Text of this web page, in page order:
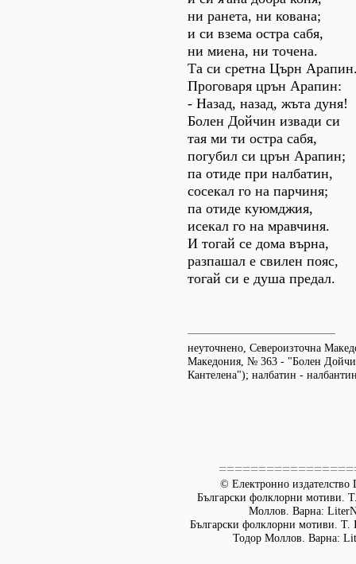
ни ранета, ни кована;
и си взема остра сабя,
ни миена, ни точена.
Та си сретна Църн
Проговаря црън Арапин:
- Назад, назад, жъта дуня!
Болен Дойчин извади си
тая ми ти остра сабя,
погубил си црън Арапин;
па отиде при налбатин,
сосекал го на парчиня;
па отиде куюмджия,
исекал го на мравчиня.
И тогай се дома върна,
разпашал е свилен пояс,
тогай си е душа предал.
неуточнено, Североизточна
Македония, № 363 - "Болен
Кантелена"); налбатин -
© Електронно издателство
Български фолклорни мотиви.
Моллов. Варна:
Български фолклорни мотиви.
Тодор Моллов. Варна: